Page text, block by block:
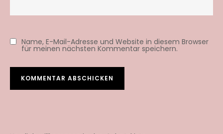
Name, E-Mail-Adresse und Website in diesem Browser
für meinen nächsten Kommentar speichern.